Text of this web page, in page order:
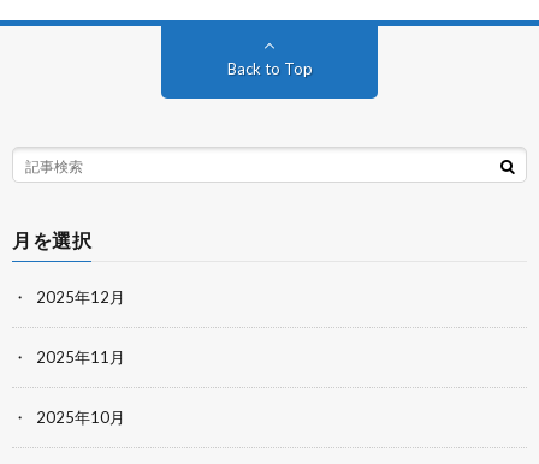
Back to Top
月を選択
2025年12月
2025年11月
2025年10月